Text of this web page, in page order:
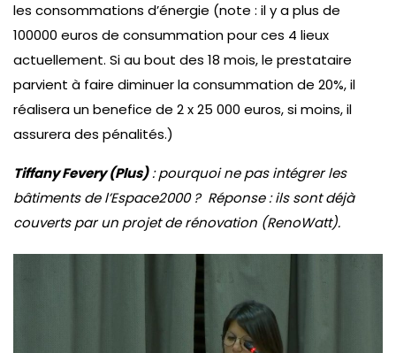
les consommations d’énergie (note : il y a plus de
100000 euros de consummation pour ces 4 lieux
actuellement. Si au bout des 18 mois, le prestataire
parvient à faire diminuer la consummation de 20%, il
réalisera un benefice de 2 x 25 000 euros, si moins, il
assurera des pénalités.)
Tiffany Fevery (Plus): pourquoi ne pas intégrer les
bâtiments de l’Espace2000 ? Réponse : ils sont déjà
couverts par un projet de rénovation (RenoWatt).